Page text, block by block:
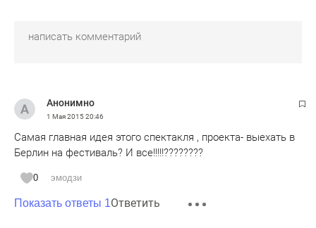
Анонимно
1 Мая 201520:46
Самая главная идея этого спектакля , проекта- выехать в
Берлин на фестиваль? И все!!!!!????????
0 эмодзи
Показать ответы 1Ответить